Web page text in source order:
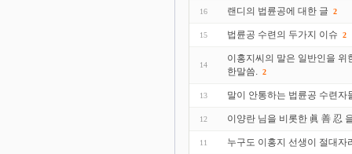
16 랜디의 법륜공에 대한 글 2
15 법륜공 수련의 두가지 이슈 2
14
이홍지씨의 말은 일반인을
한말씀.
2
13 말이 안통하는 법륜공 수련자
12 이양란 님을 비롯한 眞 善 忍
11 누구도 이홍지 선생이 절대